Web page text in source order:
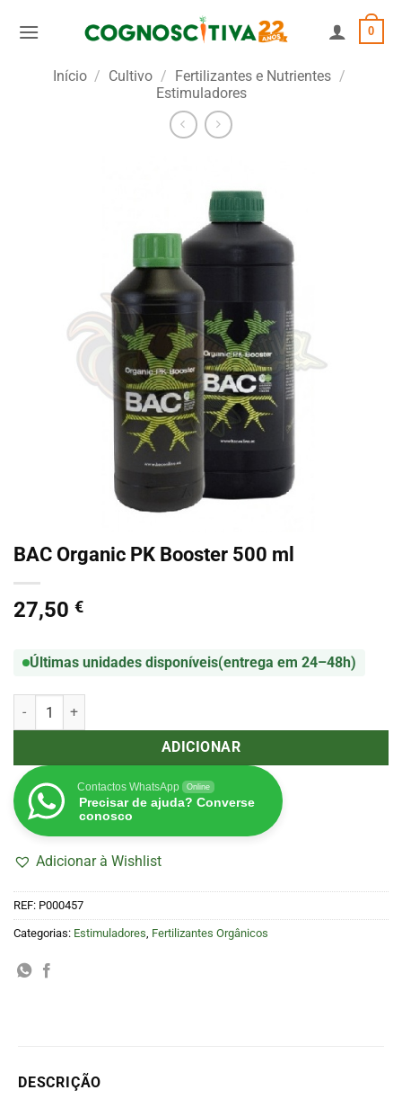
0
Início / Cultivo / Fertilizantes e Nutrientes /
Estimuladores
BAC Organic PK Booster 500 ml
27,50 €
Últimas unidades disponíveis(entrega em 24–48h)
Quantidade de BAC Organic PK Booster 500 ml
ADICIONAR
Contactos WhatsApp Online
Precisar de ajuda? Converse
conosco
Adicionar à Wishlist
REF: P000457
Categorias: Estimuladores Fertilizantes Orgânicos
DESCRIÇÃO